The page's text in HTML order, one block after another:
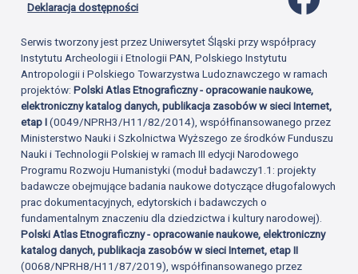
Deklaracja dostępności
Serwis tworzony jest przez Uniwersytet Śląski przy współpracy
Instytutu Archeologii i Etnologii PAN, Polskiego Instytutu
Antropologii i Polskiego Towarzystwa Ludoznawczego w ramach
projektów:Polski Atlas Etnograficzny - opracowanie naukowe,
elektroniczny katalog danych, publikacja zasobów w sieci Internet,
etap I(0049/NPRH3/H11/82/2014), współfinansowanego przez
Ministerstwo Nauki i Szkolnictwa Wyższego ze środków Funduszu
Nauki i Technologii Polskiej w ramach III edycji Narodowego
Programu Rozwoju Humanistyki (moduł badawczy1.1: projekty
badawcze obejmujące badania naukowe dotyczące długofalowych
prac dokumentacyjnych, edytorskich i badawczych o
fundamentalnym znaczeniu dla dziedzictwa i kultury narodowej).
Polski Atlas Etnograficzny - opracowanie naukowe, elektroniczny
katalog danych, publikacja zasobów w sieci Internet, etap II
(0068/NPRH8/H11/87/2019), współfinansowanego przez